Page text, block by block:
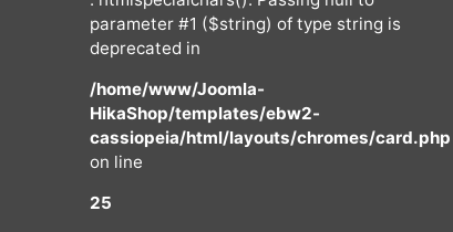
Deprecated
: htmlspecialchars(): Passing null to
parameter #1 ($string) of type
deprecated in
/home/www/Joomla-
HikaShop/templates/ebw2-